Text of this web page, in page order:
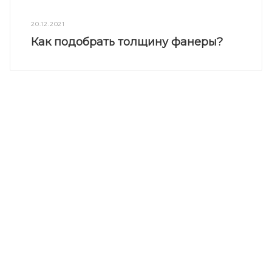
20.12.2021
Как подобрать толщину фанеры?